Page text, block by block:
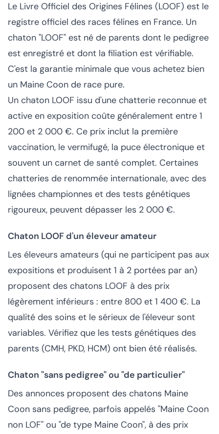
Le Livre Officiel des Origines Félines (LOOF) est le
registre officiel des races félines en France. Un
chaton "LOOF" est né de parents dont le pedigree
est enregistré et dont la filiation est vérifiable.
C'est la garantie minimale que vous achetez bien
un Maine Coon de race pure.
Un chaton LOOF issu d'une chatterie reconnue et
active en exposition coûte généralement entre 1
200 et 2 000 €. Ce prix inclut la première
vaccination, le vermifugé, la puce électronique et
souvent un carnet de santé complet. Certaines
chatteries de renommée internationale, avec des
lignées championnes et des tests génétiques
rigoureux, peuvent dépasser les 2 000 €.
Chaton LOOF d'un éleveur amateur
Les éleveurs amateurs (qui ne participent pas aux
expositions et produisent 1 à 2 portées par an)
proposent des chatons LOOF à des prix
légèrement inférieurs : entre 800 et 1 400 €. La
qualité des soins et le sérieux de l'éleveur sont
variables. Vérifiez que les tests génétiques des
parents (CMH, PKD, HCM) ont bien été réalisés.
Chaton "sans pedigree" ou "de particulier"
Des annonces proposent des chatons Maine
Coon sans pedigree, parfois appelés "Maine Coon
non LOF" ou "de type Maine Coon", à des prix